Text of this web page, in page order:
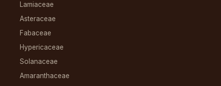
Lamiaceae
Asteraceae
Fabaceae
Hypericaceae
Solanaceae
Amaranthaceae